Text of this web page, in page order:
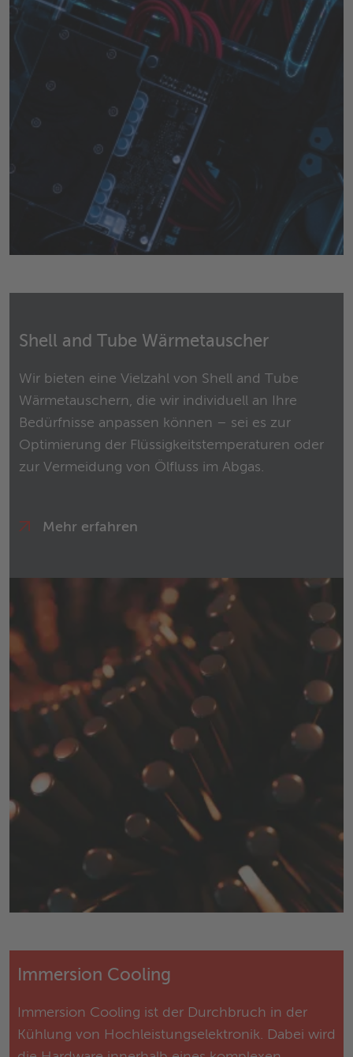
Shell and Tube Wärmetauscher
Wir bieten eine Vielzahl von Shell and Tube
Wärmetauschern, die wir individuell an Ihre
Bedürfnisse anpassen können – sei es zur
Optimierung der Flüssigkeitstemperaturen oder
zur Vermeidung von Ölfluss im Abgas.
Mehr erfahren
Immersion Cooling
Immersion Cooling ist der Durchbruch in der
Kühlung von Hochleistungselektronik. Dabei wird